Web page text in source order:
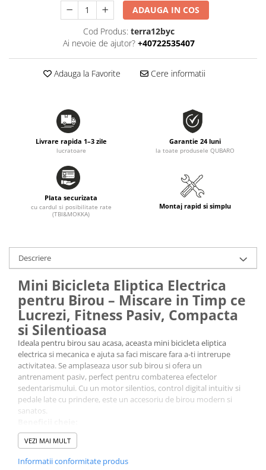
ADAUGA IN COS
Cod Produs: terra12byc
Ai nevoie de ajutor? +40722535407
Adauga la Favorite Cere informatii
Livrare rapida 1–3 zile
lucratoare
Garantie 24 luni
la toate produsele QUBARO
Plata securizata
cu cardul si posibilitate rate
(TBI&MOKKA)
Montaj rapid si simplu
Descriere
Mini Bicicleta Eliptica Electrica
pentru Birou – Miscare in Timp ce
Lucrezi, Fitness Pasiv, Compacta
si Silentioasa
Ideala pentru birou sau acasa, aceasta mini bicicleta eliptica
electrica si mecanica e ajuta sa faci miscare fara a-ti intrerupe
activitatea. Se amplaseaza usor sub birou si ofera un
antrenament pasiv, perfect pentru combaterea efectelor
sedentarismului. Cu un motor silentios, control digital intuitiv si
pedale late cu prindere, este un accesoriu de birou modern si
sanatos.
Activitate fizica pasiva in timpul muncii
Potrivita pentru birouri reglabile electric
Reduce stresul si oboseala
Silentioasa, ideala pentru birouri open-space
VEZI MAI MULT
Informatii conformitate produs